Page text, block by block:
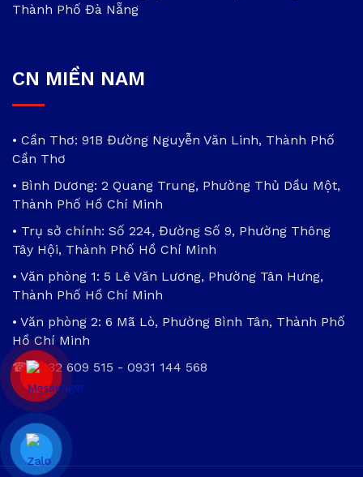
Thành Phố Đà Nẵng
CN MIỀN NAM
• Cần Thơ: 91B Đường Nguyễn Văn Linh, Thành Phố
Cần Thơ
• Bình Dương: 2 Quang Trung, Phường Thủ Dầu Một,
Thành Phố Hồ Chí Minh
• Trụ sở chính: Số 224, Đường Số 9, Phường Thông
Tây Hội, Thành Phố Hồ Chí Minh
• Văn phòng 1: 5 Lê Văn Lương, Phường Tân Hưng,
Thành Phố Hồ Chí Minh
• Văn phòng 2: 6 Mã Lò, Phường Bình Tân, Thành Phố
Hồ Chí Minh
☎0932 609 515 - 0931 144 568